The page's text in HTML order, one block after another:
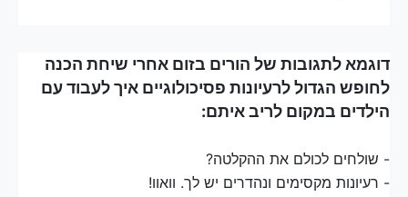
דוגמא לתגובות של הורים בזום אחרי שיחת הכנה
לחופש הגדול לרעיונות פסיכולוגיים איך לעבוד עם
הילדים במקום לריב איתם:
- שולחים לכולם את ההקלטה?
- רעיונות מקסימים ונהדרים יש לך. וואוו!